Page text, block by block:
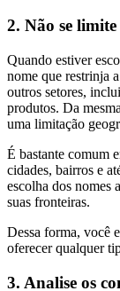
2. Não se
Quando estiver
nome que restrinja
outros setores,
produtos. Da
uma limitação
É bastante comum
cidades, bairros e
escolha dos nomes
suas fronteiras.
Dessa forma, você
oferecer qualquer
3. Analise os